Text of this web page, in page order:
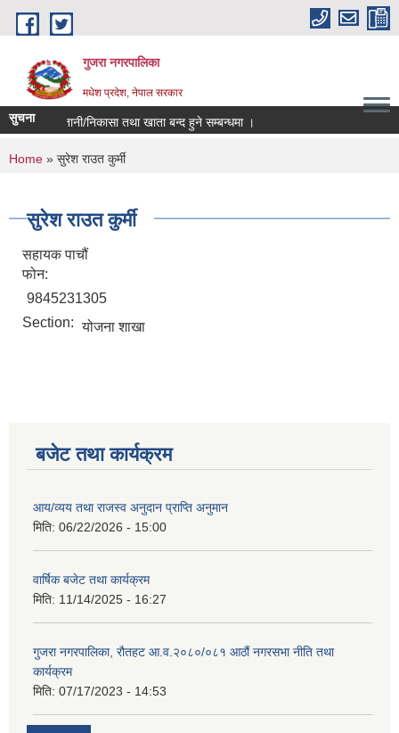
Skip to main content
गुजरा नगरपालिका
मधेश प्रदेश, नेपाल सरकार
सुचना
भु्क्तानी/निकासा तथा खाता बन्द हुने सम्बन्धमा ।
You are here
Home » सुरेश राउत कुर्मी
सुरेश राउत कुर्मी
सहायक पाचौं
फोन:
9845231305
Section: योजना शाखा
बजेट तथा कार्यक्रम
आय/व्यय तथा राजस्व अनुदान प्राप्ति अनुमान
मिति: 06/22/2026 - 15:00
वार्षिक बजेट तथा कार्यक्रम
मिति: 11/14/2025 - 16:27
गुजरा नगरपालिका, रौतहट आ.व.२०८०/०८१ आठौं नगरसभा नीति तथा
कार्यक्रम
मिति: 07/17/2023 - 14:53